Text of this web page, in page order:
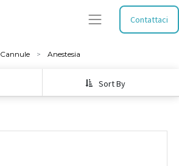
Contattaci
Cannule Anestesia
Sort By